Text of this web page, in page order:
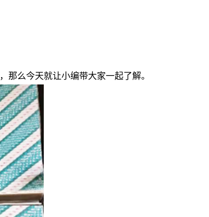
，那么今天就让小编带大家一起了解。